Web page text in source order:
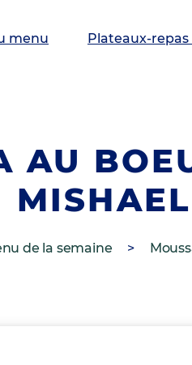
menu Plateaux-
AU
MISHAEL
de la semaine >